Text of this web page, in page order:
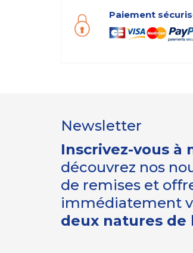
Paiement
Newsletter
Inscrivez-vous
découvrez nos
de remises et
immédiatement
deux natures de